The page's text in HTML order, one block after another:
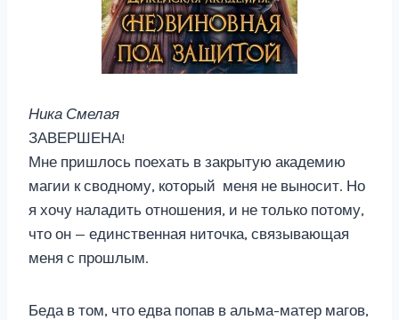
Ника Смелая
ЗАВЕРШЕНА!
Мне пришлось поехать в закрытую академию
магии к сводному, который меня не выносит. Но
я хочу наладить отношения, и не только потому,
что он — единственная ниточка, связывающая
меня с прошлым.
Беда в том, что едва попав в альма-матер магов,